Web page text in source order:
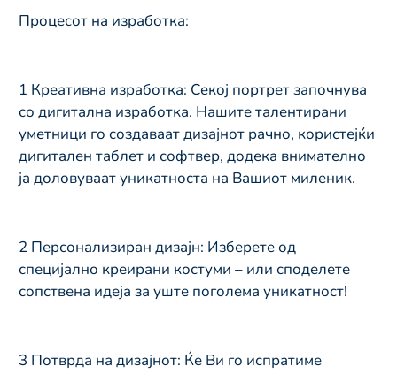
Процесот на изработка:
1️ Креативна изработка: Секој портрет започнува
со дигитална изработка. Нашите талентирани
уметници го создаваат дизајнот рачно, користејќи
дигитален таблет и софтвер, додека внимателно
ја доловуваат уникатноста на Вашиот миленик.
2️ Персонализиран дизајн: Изберете од
специјално креирани костуми – или споделете
сопствена идеја за уште поголема уникатност!
3 Потврда на дизајнот: Ќе Ви го испратиме